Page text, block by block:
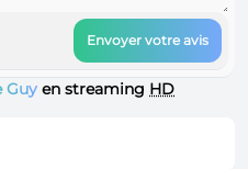
Envoyer votre avis
Guy en streaming HD